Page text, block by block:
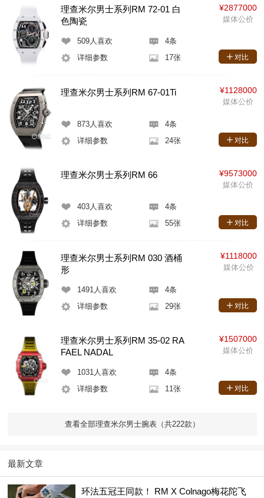
理查米尔男士系列RM 72-01 白
色陶瓷
509人喜欢
4条
详细参数
17张
¥2877000
媒体公价
对比
理查米尔男士系列RM 67-01Ti
873人喜欢
4条
详细参数
24张
¥1128000
媒体公价
对比
理查米尔男士系列RM 66
403人喜欢
4条
详细参数
55张
¥9573000
媒体公价
对比
理查米尔男士系列RM 030 酒桶
形
1491 人喜欢
4条
详细参数
29张
¥1118000
媒体公价
对比
理查米尔男士系列RM 35-02 RA
FAEL NADAL
1031人喜欢
4条
详细参数
11张
¥1507000
媒体公价
对比
查看全部理查米尔男士腕表（共222款）
最新文章
环法五冠王同款！ RM X Colnago梅花陀飞